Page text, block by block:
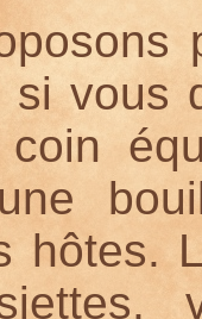
vous
une
hôtes.